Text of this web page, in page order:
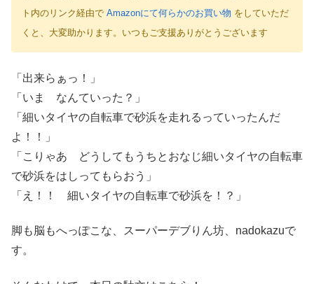
ト内のリンク経由で Amazonにて何らかのお買い物 をしていただ
くと、大変助かります。いつもご支援ありがとうございます
「出来らぁっ！」
「いま なんていった？」
「細いタイヤの自転車で砂浜を走れるっていったんだ
よ！！」
「こりゃあ どうしてもうちとおなじ細いタイヤの自転車
で砂浜をはしってもらおう」
「え！！ 細いタイヤの自転車で砂浜を！？」
脚も脳もへっぽこな、スーパーデブりん坊、nadokazuで
す。